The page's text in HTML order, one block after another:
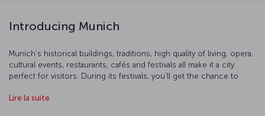
Introducing Munich
Munich's historical buildings, traditions, high quality of living, opera,
cultural events, restaurants, cafés and festivals all make it a city
perfect for visitors. During its festivals, you'll get the chance to
the festivities. While there's a host of museums displaying
Lire la suite